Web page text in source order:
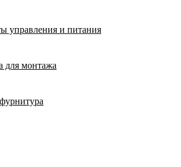
управления и питания
для монтажа